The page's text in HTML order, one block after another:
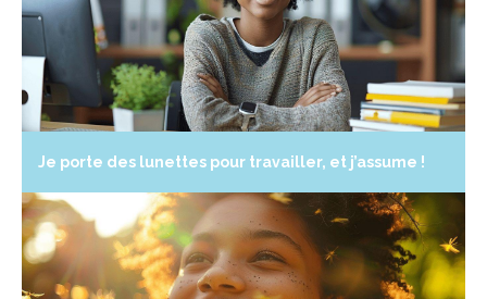
Je porte des lunettes pour travailler, et j’assume !